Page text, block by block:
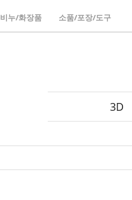
비누/화장품 소품/포장/도구
3D